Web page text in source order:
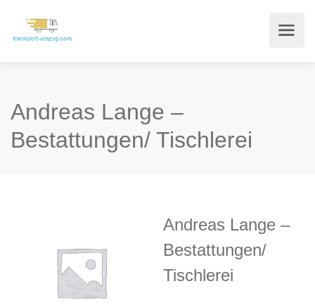
Andreas Lange –
Bestattungen/ Tischlerei
Andreas Lange –
Bestattungen/
Tischlerei